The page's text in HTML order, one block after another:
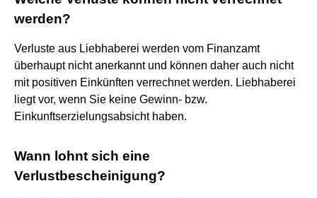
werden?
Verluste aus Liebhaberei werden vom Finanzamt
überhaupt nicht anerkannt und können daher auch nicht
mit positiven Einkünften verrechnet werden. Liebhaberei
liegt vor, wenn Sie keine Gewinn- bzw.
Einkunftserzielungsabsicht haben.
Wann lohnt sich eine
Verlustbescheinigung?